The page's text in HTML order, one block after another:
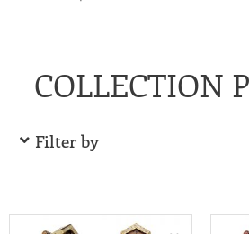
COLLECTION
Filter by